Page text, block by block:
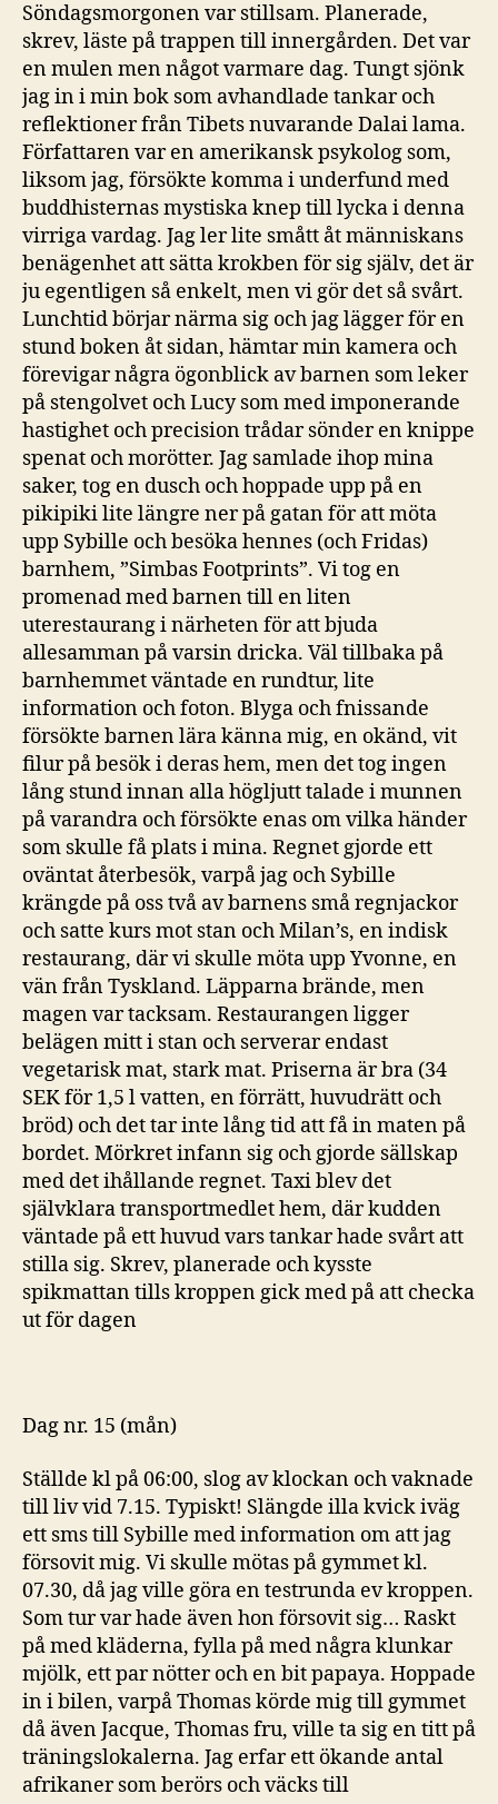
Söndagsmorgonen var stillsam. Planerade,
skrev, läste på trappen till innergården. Det var
en mulen men något varmare dag. Tungt sjönk
jag in i min bok som avhandlade tankar och
reflektioner från Tibets nuvarande Dalai lama.
Författaren var en amerikansk psykolog som,
liksom jag, försökte komma i underfund med
buddhisternas mystiska knep till lycka i denna
virriga vardag. Jag ler lite smått åt människans
benägenhet att sätta krokben för sig själv, det är
ju egentligen så enkelt, men vi gör det så svårt.
Lunchtid börjar närma sig och jag lägger för en
stund boken åt sidan, hämtar min kamera och
förevigar några ögonblick av barnen som leker
på stengolvet och Lucy som med imponerande
hastighet och precision trådar sönder en knippe
spenat och morötter. Jag samlade ihop mina
saker, tog en dusch och hoppade upp på en
pikipiki lite längre ner på gatan för att möta
upp Sybille och besöka hennes (och Fridas)
barnhem, ”Simbas Footprints”. Vi tog en
promenad med barnen till en liten
uterestaurang i närheten för att bjuda
allesamman på varsin dricka. Väl tillbaka på
barnhemmet väntade en rundtur, lite
information och foton. Blyga och fnissande
försökte barnen lära känna mig, en okänd, vit
filur på besök i deras hem, men det tog ingen
lång stund innan alla högljutt talade i munnen
på varandra och försökte enas om vilka händer
som skulle få plats i mina. Regnet gjorde ett
oväntat återbesök, varpå jag och Sybille
krängde på oss två av barnens små regnjackor
och satte kurs mot stan och Milan’s, en indisk
restaurang, där vi skulle möta upp Yvonne, en
vän från Tyskland. Läpparna brände, men
magen var tacksam. Restaurangen ligger
belägen mitt i stan och serverar endast
vegetarisk mat, stark mat. Priserna är bra (34
SEK för 1,5 l vatten, en förrätt, huvudrätt och
bröd) och det tar inte lång tid att få in maten på
bordet. Mörkret infann sig och gjorde sällskap
med det ihållande regnet. Taxi blev det
självklara transportmedlet hem, där kudden
väntade på ett huvud vars tankar hade svårt att
stilla sig. Skrev, planerade och kysste
spikmattan tills kroppen gick med på att checka
ut för dagen
Dag nr. 15 (mån)
Ställde kl på 06:00, slog av klockan och vaknade
till liv vid 7.15. Typiskt! Slängde illa kvick iväg
ett sms till Sybille med information om att jag
försovit mig. Vi skulle mötas på gymmet kl.
07.30, då jag ville göra en testrunda ev kroppen.
Som tur var hade även hon försovit sig… Raskt
på med kläderna, fylla på med några klunkar
mjölk, ett par nötter och en bit papaya. Hoppade
in i bilen, varpå Thomas körde mig till gymmet
då även Jacque, Thomas fru, ville ta sig en titt på
träningslokalerna. Jag erfar ett ökande antal
afrikaner som berörs och väcks till